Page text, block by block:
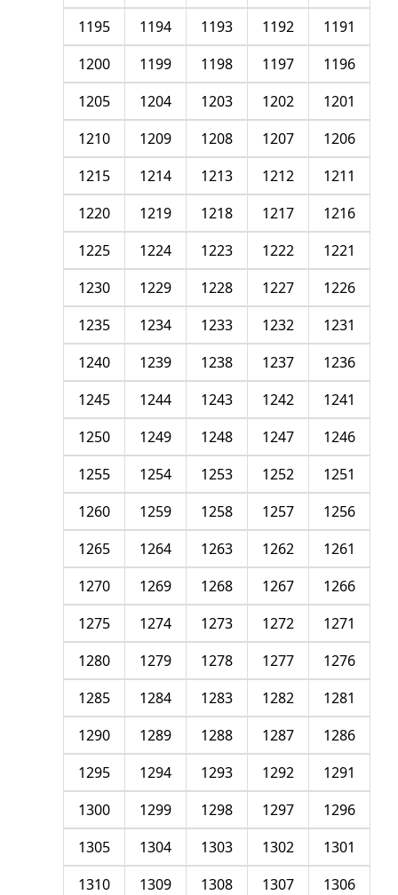
1191
1192
1193
1194
1195
1196
1197
1198
1199
1200
1201
1202
1203
1204
1205
1206
1207
1208
1209
1210
1211
1212
1213
1214
1215
1216
1217
1218
1219
1220
1221
1222
1223
1224
1225
1226
1227
1228
1229
1230
1231
1232
1233
1234
1235
1236
1237
1238
1239
1240
1241
1242
1243
1244
1245
1246
1247
1248
1249
1250
1251
1252
1253
1254
1255
1256
1257
1258
1259
1260
1261
1262
1263
1264
1265
1266
1267
1268
1269
1270
1271
1272
1273
1274
1275
1276
1277
1278
1279
1280
1281
1282
1283
1284
1285
1286
1287
1288
1289
1290
1291
1292
1293
1294
1295
1296
1297
1298
1299
1300
1301
1302
1303
1304
1305
1306
1307
1308
1309
1310